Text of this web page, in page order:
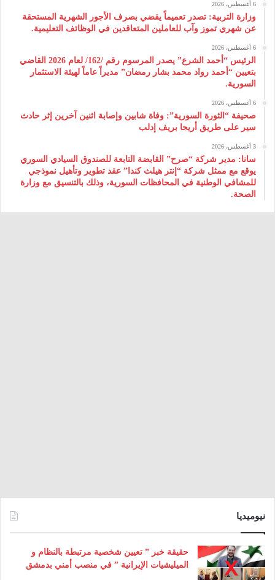
6 أغسطس، 2026
وزارة التربية: تصدر تعميماً يقضي بصرف الأجور الشهرية المستحقة
عن شهري تموز وآب للعاملين المتعاقدين في الوظائف التعليمية.
6 أغسطس، 2026
الرئيس “أحمد الشرع” يصدر المرسوم رقم /162/ لعام 2026 ‌القاضي
بتعيين “أحمد رواد محمد بشار رمضان” مديراً عاماً لهيئة ‌الاستثمار
السورية.
6 أغسطس، 2026
صحيفة “الثورة السورية”: وفاة شابين وإصابة اثنين آخرين إثر حادث
سير على طريق أريحا بريف إدلب
3 أغسطس، 2026
سانا: مدير شركة “صرح” القابضة التابعة للصندوق السيادي السوري
يوقع مع ممثل شركة “إنتر هيلث كندا” عقد تطوير وتأهيل نموذجي
للمشافي الوطنية في المحافظات السورية، وذلك بالتنسيق مع وزارة
الصحة.
نيوميديا
حقيقة خبر ” تعيين شخصية مرتبطة بالنظام و
الميليشيات الإيرانية ” في منصب أمني بدمشق